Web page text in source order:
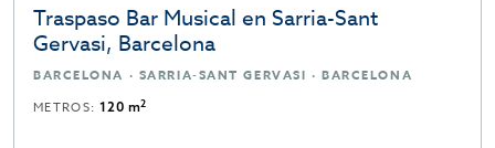
Traspaso Bar Musical en Sarria-Sant
Gervasi, Barcelona
BARCELONA · SARRIA-SANT GERVASI · BARCELONA
METROS:120 m2